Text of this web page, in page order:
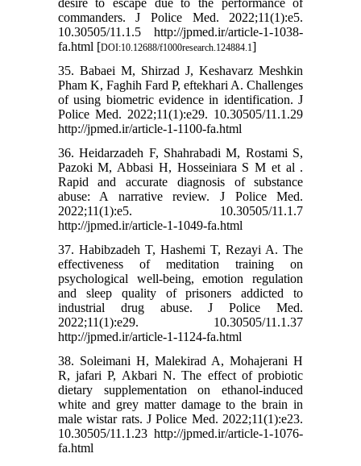
desire to escape due to the performance of
commanders. J Police Med. 2022;11(1):e5.
10.30505/11.1.5 http://jpmed.ir/article-1-1038-
fa.html [DOI:10.12688/f1000research.124884.1]
35. Babaei M, Shirzad J, Keshavarz Meshkin
Pham K, Faghih Fard P, eftekhari A. Challenges
of using biometric evidence in identification. J
Police Med. 2022;11(1):e29. 10.30505/11.1.29
http://jpmed.ir/article-1-1100-fa.html
36. Heidarzadeh F, Shahrabadi M, Rostami S,
Pazoki M, Abbasi H, Hosseiniara S M et al .
Rapid and accurate diagnosis of substance
abuse: A narrative review. J Police Med.
2022;11(1):e5. 10.30505/11.1.7
http://jpmed.ir/article-1-1049-fa.html
37. Habibzadeh T, Hashemi T, Rezayi A. The
effectiveness of meditation training on
psychological well-being, emotion regulation
and sleep quality of prisoners addicted to
industrial drug abuse. J Police Med.
2022;11(1):e29. 10.30505/11.1.37
http://jpmed.ir/article-1-1124-fa.html
38. Soleimani H, Malekirad A, Mohajerani H
R, jafari P, Akbari N. The effect of probiotic
dietary supplementation on ethanol-induced
white and grey matter damage to the brain in
male wistar rats. J Police Med. 2022;11(1):e23.
10.30505/11.1.23 http://jpmed.ir/article-1-1076-
fa.html